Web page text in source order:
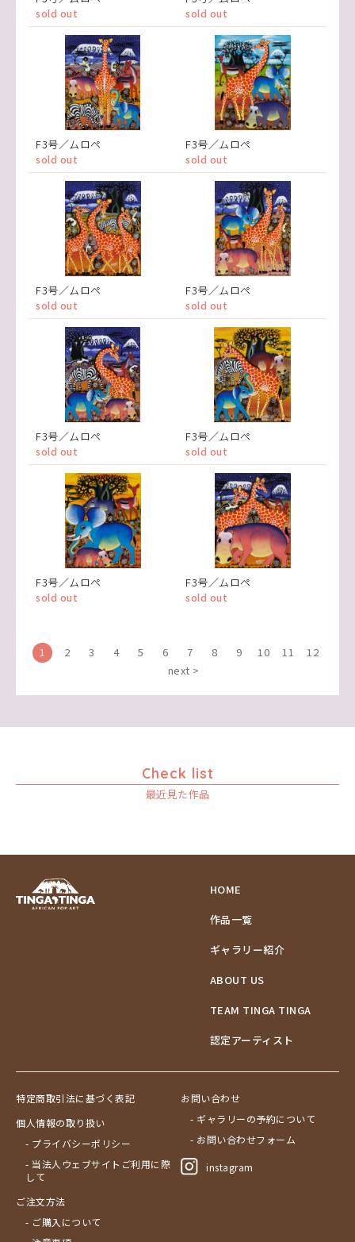
sold out sold out
F3号／ムロペ
sold out
F3号／ムロペ
sold out
F3号／ムロペ
sold out
F3号／ムロペ
sold out
F3号／ムロペ
sold out
F3号／ムロペ
sold out
F3号／ムロペ
sold out
F3号／ムロペ
sold out
1 2 3 4 5 6 7 8 9 10 11
12
next >
Check list
最近見た作品
HOME
作品一覧
ギャラリー紹介
ABOUT US
TEAM TINGA TINGA
認定アーティスト
特定商取引法に基づく表記
個人情報の取り扱い
- プライバシーポリシー
- 当法人ウェブサイトご利用に際
して
ご注文方法
- ご購入について
お問い合わせ
- ギャラリーの予約について
- お問い合わせフォーム
instagram